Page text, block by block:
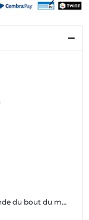
et Hei Hei Pua - Femme T-shirt